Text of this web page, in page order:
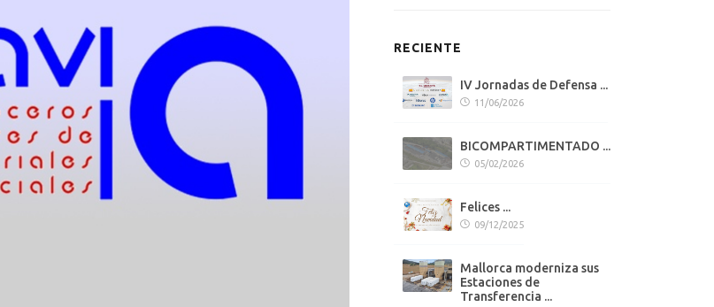
RECIENTE
IV Jornadas de Defensa ...
11/06/2026
BICOMPARTIMENTADO ...
05/02/2026
Felices ...
09/12/2025
Mallorca moderniza sus
Estaciones de
Transferencia ...